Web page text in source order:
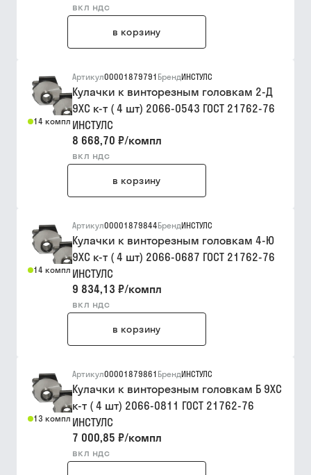
вкл ндс
в корзину
14 компл
Артикул00001879791 БрендИНСТУЛС
Кулачки к винторезным головкам 2-Д
9ХС к-т ( 4 шт) 2066-0543 ГОСТ 21762-76
ИНСТУЛС
8 668,70 ₽/компл
вкл ндс
в корзину
14 компл
Артикул00001879844БрендИНСТУЛС
Кулачки к винторезным головкам 4-Ю
9ХС к-т ( 4 шт) 2066-0687 ГОСТ 21762-76
ИНСТУЛС
9 834,13 ₽/компл
вкл ндс
в корзину
13 компл
Артикул00001879861 БрендИНСТУЛС
Кулачки к винторезным головкам Б 9ХС
к-т ( 4 шт) 2066-0811 ГОСТ 21762-76
ИНСТУЛС
7 000,85 ₽/компл
вкл ндс